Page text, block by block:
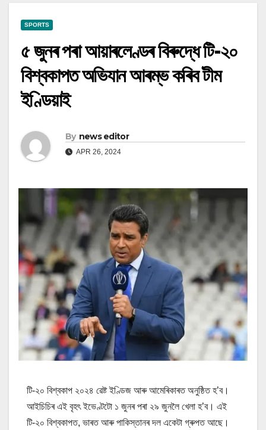
SPORTS
৫ জুনৰ পৰা আয়াৰলেণ্ডৰ বিৰুদ্ধে টি-২০
বিশ্বকাপত অভিযান আৰম্ভ কৰিব টীম
ইণ্ডিয়াই
By news editor
APR 26, 2024
টি-২০ বিশ্বকাপ ২০২৪ ৱেষ্ট ইণ্ডিজ আৰু আমেৰিকাৰত অনুষ্ঠিত হ’ব।
আইচিচিৰ এই বৃহৎ ইভেণ্টটো ১ জুনৰ পৰা ২৯ জুনলৈ খেলা হ’ব। এই
টি-২০ বিশ্বকাপত, ভাৰত আৰু পাকিস্তানৰ দল একেটা গ্ৰুপত আছে।